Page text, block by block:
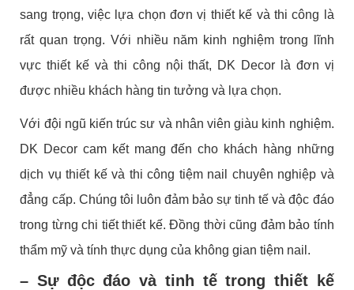
sang trọng, việc lựa chọn đơn vị thiết kế và thi công là
rất quan trọng. Với nhiều năm kinh nghiệm trong lĩnh
vực thiết kế và thi công nội thất, DK Decor là đơn vị
được nhiều khách hàng tin tưởng và lựa chọn.
Với đội ngũ kiến trúc sư và nhân viên giàu kinh nghiệm.
DK Decor cam kết mang đến cho khách hàng những
dịch vụ thiết kế và thi công tiệm nail chuyên nghiệp và
đẳng cấp. Chúng tôi luôn đảm bảo sự tinh tế và độc đáo
trong từng chi tiết thiết kế. Đồng thời cũng đảm bảo tính
thẩm mỹ và tính thực dụng của không gian tiệm nail.
– Sự độc đáo và tinh tế trong thiết kế